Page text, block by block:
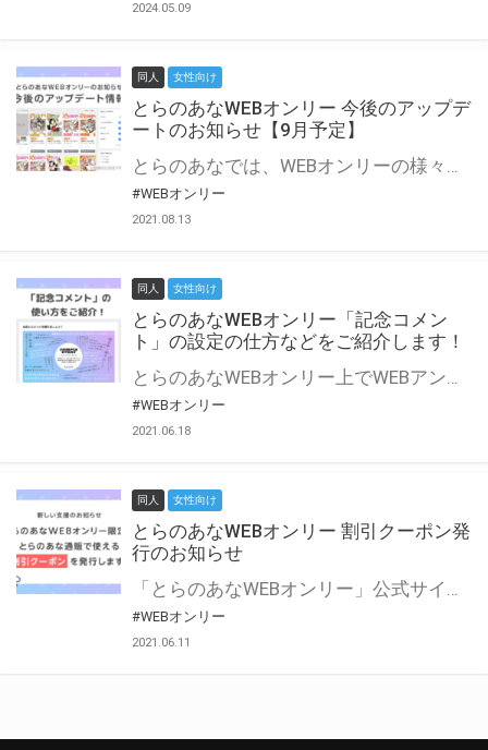
2024.05.09
同人 女性向け
とらのあなWEBオンリー 今後のアップデ
ートのお知らせ【9月予定】
とらのあなでは、WEBオンリーの様々な支援を実施しています。 今回は2021年9月に実装を予定しているアップデート情報についてご紹介いたします。 とらのあなWEBオンリーサイトはこちら
#WEBオンリー
2021.08.13
同人 女性向け
とらのあなWEBオンリー「記念コメン
ト」の設定の仕方などをご紹介します！
とらのあなWEBオンリー上でWEBアンソロジーが作成できる「記念コメント」について、その使い方や作成手順を解説します！ 支援タイプを「サークル参加型」「サークル参加型・マルシェ(イベント会場)機能付き」でお申し込みいただいている主催者様はぜひご活用ください♪ とらのあなWEBオンリーサイトはこちら
#WEBオンリー
2021.06.18
同人 女性向け
とらのあなWEBオンリー 割引クーポン発
行のお知らせ
「とらのあなWEBオンリー」公式サイトでとらのあな通販の「割引クーポン」を配布中！ イベントごとに開催当日限定で使える割引クーポンのシリアルコードを発行します。 とらのあなWEBオンリーのページをチェックして、イベント当日にお得にお買い物を楽しみましょう♪ ※本キャンペーンは予告なく終了する場合がございます。 とらのあなWEBオンリーサイトはこちら
#WEBオンリー
2021.06.11